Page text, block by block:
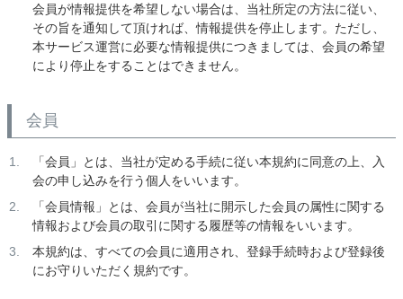
会員が情報提供を希望しない場合は、当社所定の方法に従い、
その旨を通知して頂ければ、情報提供を停止します。ただし、
本サービス運営に必要な情報提供につきましては、会員の希望
により停止をすることはできません。
会員
「会員」とは、当社が定める手続に従い本規約に同意の上、入
会の申し込みを行う個人をいいます。
「会員情報」とは、会員が当社に開示した会員の属性に関する
情報および会員の取引に関する履歴等の情報をいいます。
本規約は、すべての会員に適用され、登録手続時および登録後
にお守りいただく規約です。